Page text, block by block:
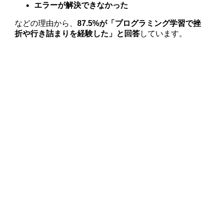
エラーが解決できなかった
などの理由から、87.5%が「プログラミング学習で挫
折や行き詰まりを経験した」と回答しています。